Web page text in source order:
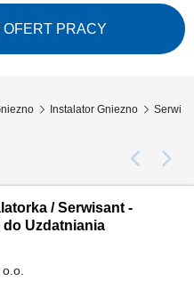
napraw gwarancyjnych.
PRACY
Instalator Gniezno
/ Serwisant -
do Uzdatniania